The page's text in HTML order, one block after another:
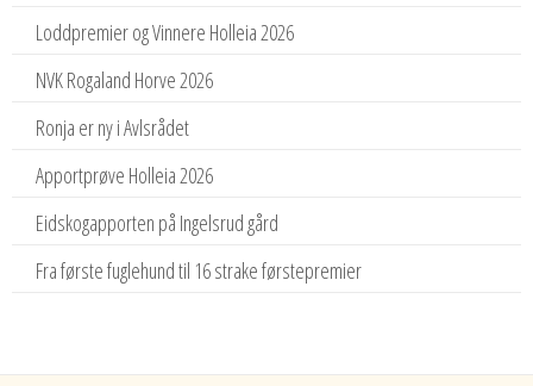
Loddpremier og Vinnere Holleia 2026
NVK Rogaland Horve 2026
Ronja er ny i Avlsrådet
Apportprøve Holleia 2026
Eidskogapporten på Ingelsrud gård
Fra første fuglehund til 16 strake førstepremier